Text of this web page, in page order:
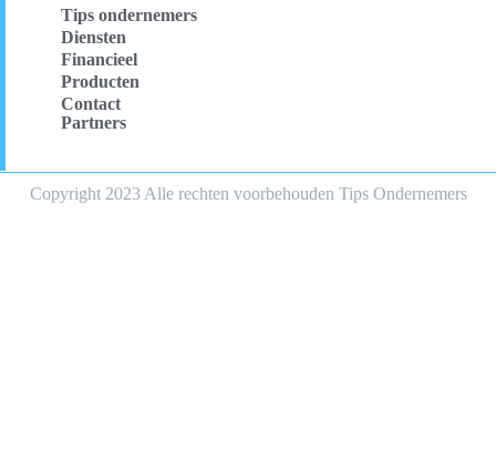
Tips ondernemers
Diensten
Financieel
Producten
Contact
Partners
Copyright 2023 Alle rechten voorbehouden Tips Ondernemers